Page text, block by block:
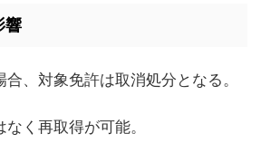
響
、対象免許は取消処分となる。
く再取得が可能。